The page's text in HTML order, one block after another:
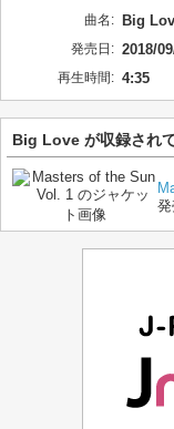
曲名: Big
発売日: 2018/
再生時間: 4:35
Big Love が収録され